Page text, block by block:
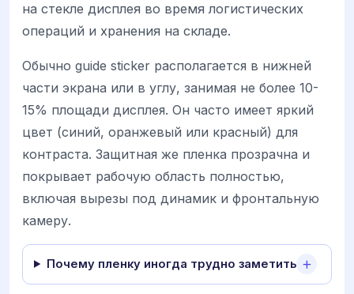
на стекле дисплея во время логистических
операций и хранения на складе.
Обычно guide sticker располагается в нижней
части экрана или в углу, занимая не более 10-
15% площади дисплея. Он часто имеет яркий
цвет (синий, оранжевый или красный) для
контраста. Защитная же пленка прозрачна и
покрывает рабочую область полностью,
включая вырезы под динамик и фронтальную
камеру.
Почему пленку иногда трудно заметить?